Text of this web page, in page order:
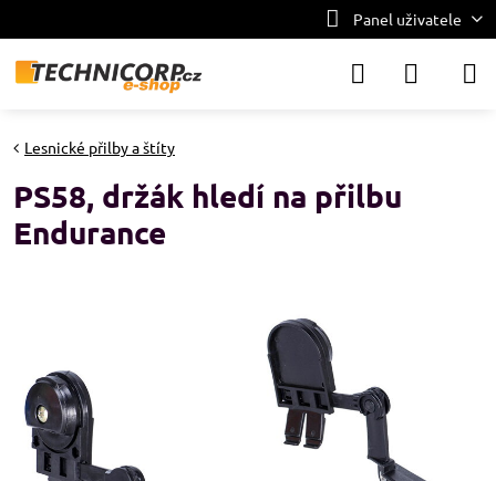
Panel uživatele
Lesnické přilby a štíty
PS58, držák hledí na přilbu
Endurance